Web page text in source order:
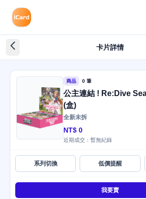
arrow_back_ios_new 卡片詳情
商品 0 筆
公主連結 ! Re:Dive
(盒)
全新未拆
NT$ 0
近期成交：暫無紀錄
系列切換 低價提醒
我要賣